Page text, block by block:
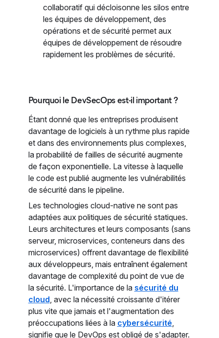
collaboratif qui décloisonne les silos entre
les équipes de développement, des
opérations et de sécurité permet aux
équipes de développement de résoudre
rapidement les problèmes de sécurité.
Pourquoi le DevSecOps est-il important ?
Étant donné que les entreprises produisent
davantage de logiciels à un rythme plus rapide
et dans des environnements plus complexes,
la probabilité de failles de sécurité augmente
de façon exponentielle. La vitesse à laquelle
le code est publié augmente les vulnérabilités
de sécurité dans le pipeline.
Les technologies cloud-native ne sont pas
adaptées aux politiques de sécurité statiques.
Leurs architectures et leurs composants (sans
serveur, microservices, conteneurs dans des
microservices) offrent davantage de flexibilité
aux développeurs, mais entraînent également
davantage de complexité du point de vue de
la sécurité. L'importance de la sécurité du
cloud, avec la nécessité croissante d'itérer
plus vite que jamais et l'augmentation des
préoccupations liées à la cybersécurité,
signifie que le DevOps est obligé de s'adapter.